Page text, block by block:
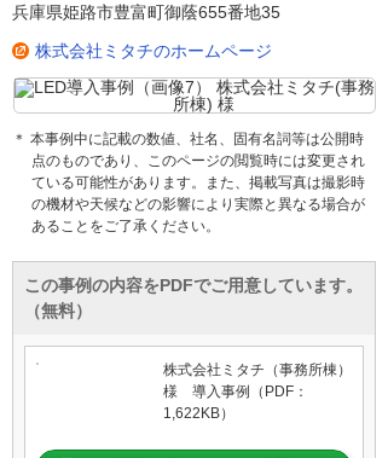
兵庫県姫路市豊富町御蔭655番地35
株式会社ミタチのホームページ
＊ 本事例中に記載の数値、社名、固有名詞等は公開時
点のものであり、このページの閲覧時には変更され
ている可能性があります。また、掲載写真は撮影時
の機材や天候などの影響により実際と異なる場合が
あることをご了承ください。
この事例の内容をPDFでご用意しています。
（無料）
株式会社ミタチ（事務所棟）
様 導入事例（PDF：
1,622KB）